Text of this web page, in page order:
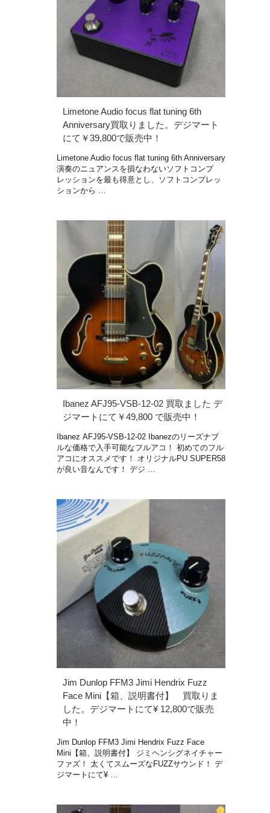
Limetone Audio focus flat tuning 6th
Anniversary買取りました。デジマート
にて￥39,800で販売中！
Limetone Audio focus flat tuning 6th Anniversary
演奏のニュアンスを損なわないソフトコンプ
レッションを最も得意とし、ソフトコンプレッ
ションから …
Ibanez AFJ95-VSB-12-02 買取ました デ
ジマートにて￥49,800 で販売中！
Ibanez AFJ95-VSB-12-02 Ibanezのリーズナブ
ルな価格で入手可能なフルアコ！ 初めてのフル
アコにオススメです！ オリジナルPU SUPER58
が良い音なんです！ デジ …
Jim Dunlop FFM3 Jimi Hendrix Fuzz
Face Mini【箱、説明書付】 買取りま
した。デジマートにて¥ 12,800で販売
中！
Jim Dunlop FFM3 Jimi Hendrix Fuzz Face
Mini【箱、説明書付】 ジミヘンシグネイチャー
ファズ！ 太くてスムーズなFUZZサウンド！ デ
ジマートにて¥ …